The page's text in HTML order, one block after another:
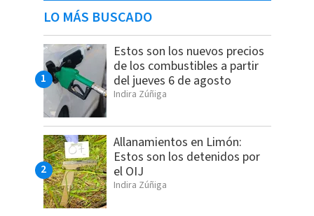
LO MÁS BUSCADO
Estos son los nuevos precios
de los combustibles a partir
del jueves 6 de agosto
Indira Zúñiga
Allanamientos en Limón:
Estos son los detenidos por
el OIJ
Indira Zúñiga